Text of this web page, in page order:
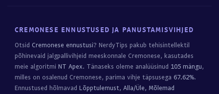
CREMONESE ENNUSTUSED JA PANUSTAMISVIHJED
Otsid Cremonese ennustusi? NerdyTips pakub tehisintellektil
põhinevaid jalgpallivihjeid meeskonnale Cremonese, kasutades
meie algoritmi NT Apex. Tänaseks oleme analüüsinud 105 mängu,
milles on osalenud Cremonese, parima vihje täpsusega 67.62%.
Ennustused hõlmavad Lõpptulemust, Alla/Üle, Mõlemad